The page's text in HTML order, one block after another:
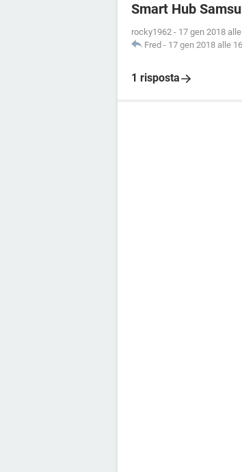
Smart Hub
rocky1962 - 17 gen 2018
Fred - 17 gen 2018 alle
1 risposta